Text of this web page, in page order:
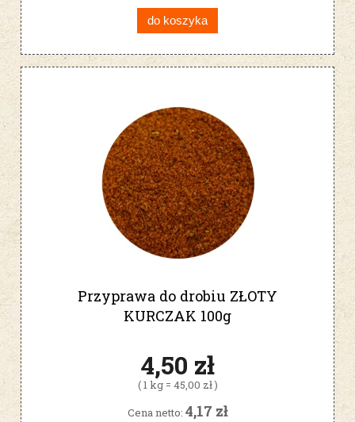
do koszyka
Przyprawa do drobiu ZŁOTY
KURCZAK 100g
4,50 zł
( 1 kg = 45,00 zł )
Cena netto: 4,17 zł